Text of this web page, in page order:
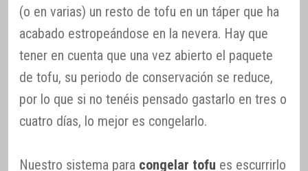
(o en varias) un resto de tofu en un táper que ha
acabado estropeándose en la nevera. Hay que
tener en cuenta que una vez abierto el paquete
de tofu, su periodo de conservación se reduce,
por lo que si no tenéis pensado gastarlo en tres o
cuatro días, lo mejor es congelarlo.
Nuestro sistema para congelar tofu es escurrirlo